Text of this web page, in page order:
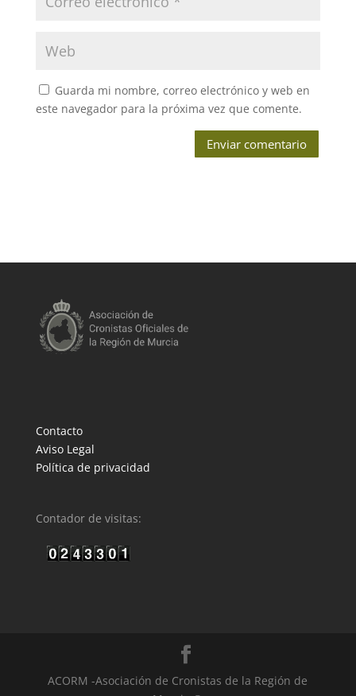
Guarda mi nombre, correo electrónico y web en
este navegador para la próxima vez que comente.
Enviar comentario
Contacto
Aviso Legal
Política de privacidad
Contador de visitas:
ACORM -Asociación de Cronistas de la Región de